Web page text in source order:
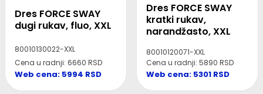
Dres FORCE SWAY
dugi rukav, fluo, XXL
80010130022-XXL
Cena u radnji: 6660 RSD
Web cena: 5994 RSD
Dres FORCE SWAY
kratki rukav,
narandžasto, XXL
80010120071-XXL
Cena u radnji: 5890 RSD
Web cena: 5301 RSD